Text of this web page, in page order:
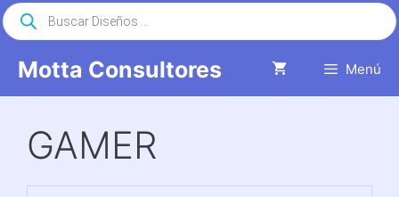
Saltar
al
Motta Consultores Menú
Búsqueda
de
productos
GAMER